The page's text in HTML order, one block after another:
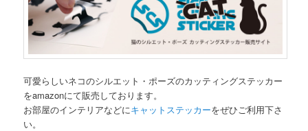
可愛らしいネコのシルエット・ポーズのカッティングステッカー
をamazonにて販売しております。
お部屋のインテリアなどにキャットステッカーをぜひご利用下さ
い。